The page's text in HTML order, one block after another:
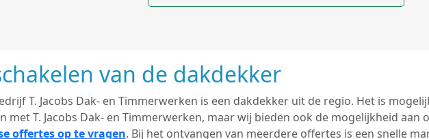
van de dakdekker
T. Jacobs Dak- en Timmerwerken is een dakdekker uit de regio. Het is
met T. Jacobs Dak- en Timmerwerken, maar wij bieden ook de mogelijkheid aan
offertes op te vragen. Bij het ontvangen van meerdere offertes is een snelle